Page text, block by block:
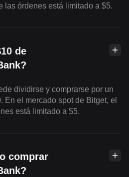
las órdenes está limitado a $5.
de
dividirse y comprarse por un
En el mercado spot de Bitget, el
está limitado a $5.
comprar